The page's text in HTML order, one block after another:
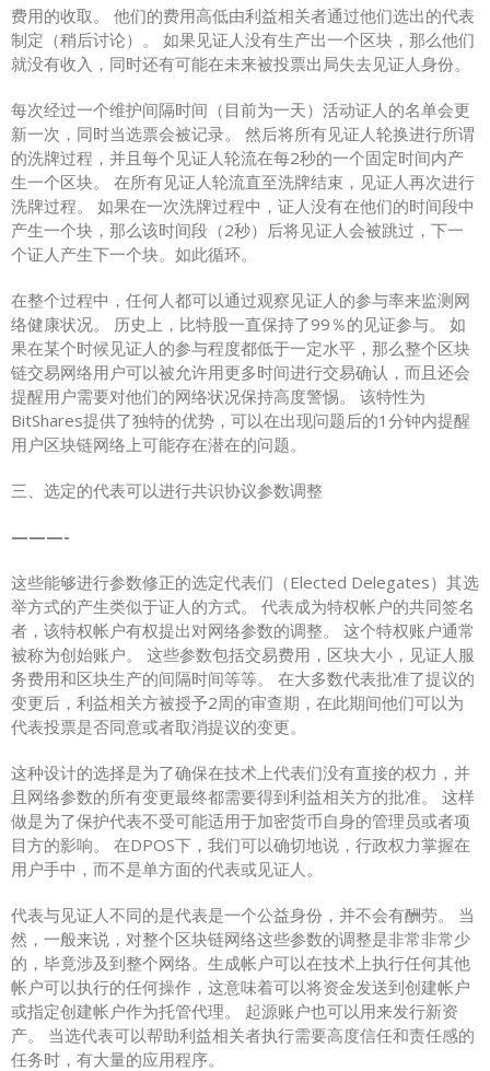
费用的收取。 他们的费用高低由利益相关者通过他们选出的代表
制定（稍后讨论）。 如果见证人没有生产出一个区块，那么他们
就没有收入，同时还有可能在未来被投票出局失去见证人身份。
每次经过一个维护间隔时间（目前为一天）活动证人的名单会更
新一次，同时当选票会被记录。 然后将所有见证人轮换进行所谓
的洗牌过程，并且每个见证人轮流在每2秒的一个固定时间内产
生一个区块。 在所有见证人轮流直至洗牌结束，见证人再次进行
洗牌过程。 如果在一次洗牌过程中，证人没有在他们的时间段中
产生一个块，那么该时间段（2秒）后将见证人会被跳过，下一
个证人产生下一个块。如此循环。
在整个过程中，任何人都可以通过观察见证人的参与率来监测网
络健康状况。 历史上，比特股一直保持了99％的见证参与。 如
果在某个时候见证人的参与程度都低于一定水平，那么整个区块
链交易网络用户可以被允许用更多时间进行交易确认，而且还会
提醒用户需要对他们的网络状况保持高度警惕。 该特性为
BitShares提供了独特的优势，可以在出现问题后的1分钟内提醒
用户区块链网络上可能存在潜在的问题。
三、选定的代表可以进行共识协议参数调整
———-
这些能够进行参数修正的选定代表们（Elected Delegates）其选
举方式的产生类似于证人的方式。 代表成为特权帐户的共同签名
者，该特权帐户有权提出对网络参数的调整。 这个特权账户通常
被称为创始账户。 这些参数包括交易费用，区块大小，见证人服
务费用和区块生产的间隔时间等等。 在大多数代表批准了提议的
变更后，利益相关方被授予2周的审查期，在此期间他们可以为
代表投票是否同意或者取消提议的变更。
这种设计的选择是为了确保在技术上代表们没有直接的权力，并
且网络参数的所有变更最终都需要得到利益相关方的批准。 这样
做是为了保护代表不受可能适用于加密货币自身的管理员或者项
目方的影响。 在DPOS下，我们可以确切地说，行政权力掌握在
用户手中，而不是单方面的代表或见证人。
代表与见证人不同的是代表是一个公益身份，并不会有酬劳。 当
然，一般来说，对整个区块链网络这些参数的调整是非常非常少
的，毕竟涉及到整个网络。生成帐户可以在技术上执行任何其他
帐户可以执行的任何操作，这意味着可以将资金发送到创建帐户
或指定创建帐户作为托管代理。 起源账户也可以用来发行新资
产。 当选代表可以帮助利益相关者执行需要高度信任和责任感的
任务时，有大量的应用程序。